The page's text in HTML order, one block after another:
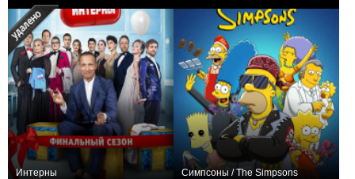
275
Интерны Симпсоны / The Simpsons